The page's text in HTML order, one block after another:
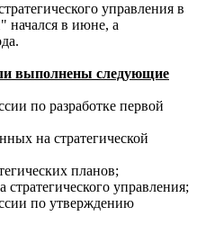
управления в
начался в июне, а
выполнены следующие
по разработке первой
на стратегической
планов;
стратегического управления;
по утверждению